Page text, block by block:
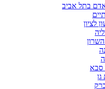
אדם בתל אביב
לציון
סבא